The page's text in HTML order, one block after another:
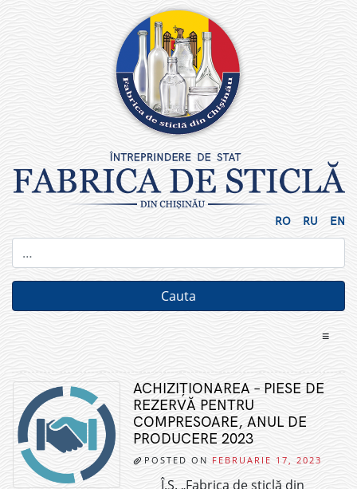
RO RU EN
≡
ACHIZIȚIONAREA – PIESE DE
REZERVĂ PENTRU
COMPRESOARE, ANUL DE
PRODUCERE 2023
POSTED ON FEBRUARIE 17, 2023
Î.S. „Fabrica de sticlă din